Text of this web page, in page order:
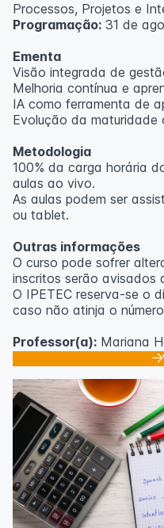
Processos, Projetos e
Programação: 31 de
Ementa
Visão integrada de
Melhoria contínua e
IA como ferramenta de
Evolução da maturidade
Metodologia
100% da carga horária
aulas ao vivo.
As aulas podem ser
ou tablet.
Outras informações
O curso pode sofrer
inscritos serão avisados
O IPETEC reserva-se o
caso não atinja o
Professor(a): Mariana